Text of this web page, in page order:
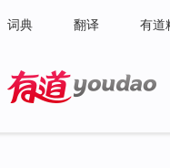
词典 翻译 有道